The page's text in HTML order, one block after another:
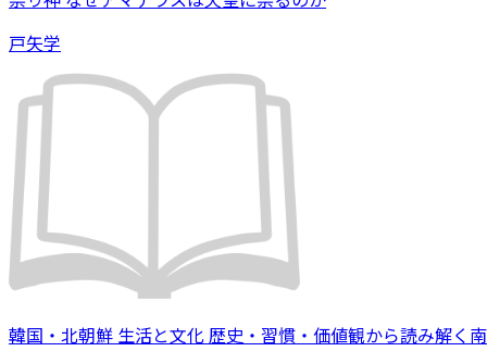
戸矢学
韓国・北朝鮮 生活と文化 歴史・習慣・価値観から読み解く